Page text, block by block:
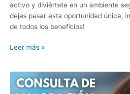
activo y diviértete en un ambiente
dejes pasar esta oportunidad única,
de todos los beneficios!
Leer más »
Primera
consulta